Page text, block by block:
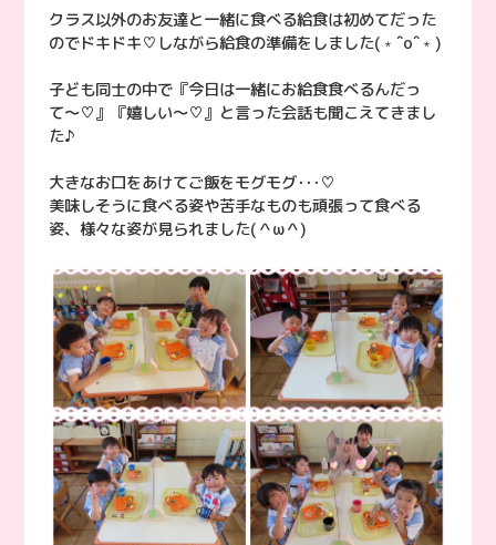
クラス以外のお友達と一緒に食べる給食は初めてだった
のでドキドキ♡しながら給食の準備をしました(﹡ˆoˆ﹡)
子ども同士の中で『今日は一緒にお給食食べるんだっ
て〜♡』『嬉しい〜♡』と言った会話も聞こえてきまし
た♪
大きなお口をあけてご飯をモグモグ･･･♡
美味しそうに食べる姿や苦手なものも頑張って食べる
姿、様々な姿が見られました(＾ω＾)